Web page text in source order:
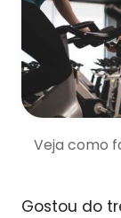
Veja como
Gostou do